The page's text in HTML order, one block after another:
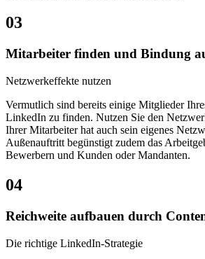
03
Mitarbeiter finden und Bindung
Netzwerkeffekte nutzen
Vermutlich sind bereits einige Mitglieder
LinkedIn zu finden. Nutzen Sie den
Ihrer Mitarbeiter hat auch sein eigenes
Außenauftritt begünstigt zudem das
Bewerbern und Kunden oder Mandanten.
04
Reichweite aufbauen durch
Die richtige LinkedIn-Strategie